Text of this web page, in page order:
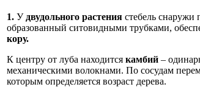
1. У двудольного растения стебель
образованный ситовидными трубками,
кору.
К центру от луба находится камбий –
механическими волокнами. По сосудам
которым определяется возраст дерева.